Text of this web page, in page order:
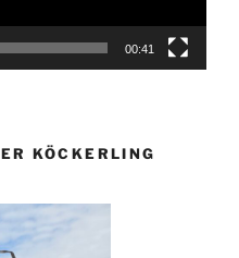
00:41
KÖCKERLING